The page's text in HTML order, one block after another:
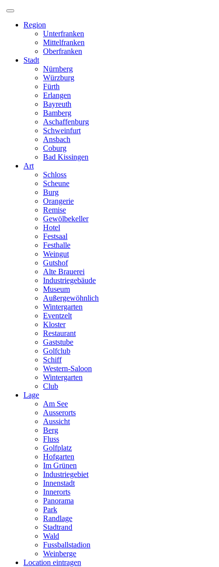
Zum
Region
Unterfranken
Mittelfranken
Oberfranken
Stadt
Nürnberg
Würzburg
Fürth
Erlangen
Bayreuth
Bamberg
Aschaffenburg
Schweinfurt
Ansbach
Coburg
Bad Kissingen
Art
Schloss
Scheune
Burg
Orangerie
Remise
Gewölbekeller
Hotel
Festsaal
Festhalle
Weingut
Gutshof
Alte Brauerei
Industriegebäude
Museum
Außergewöhnlich
Wintergarten
Eventzelt
Kloster
Restaurant
Gaststube
Golfclub
Schiff
Western-Saloon
Wintergarten
Club
Lage
Am See
Ausserorts
Aussicht
Berg
Fluss
Golfplatz
Hofgarten
Im Grünen
Industriegebiet
Innenstadt
Innerorts
Panorama
Park
Randlage
Stadtrand
Wald
Fussballstadion
Weinberge
Location eintragen